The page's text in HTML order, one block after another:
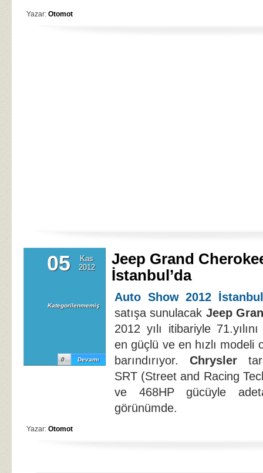
Yazar: Otomot
05
Kas
2012
Kategorilenmemiş
Devamı
0
Jeep Grand
İstanbul’da
Auto Show 2012 İstanbul
satışa sunulacak Jeep
2012 yılı itibariyle
en güçlü ve en hızlı modeli
barındırıyor. Chrysler
SRT (Street and Racing
ve 468HP gücüyle
görünümde.
Yazar: Otomot